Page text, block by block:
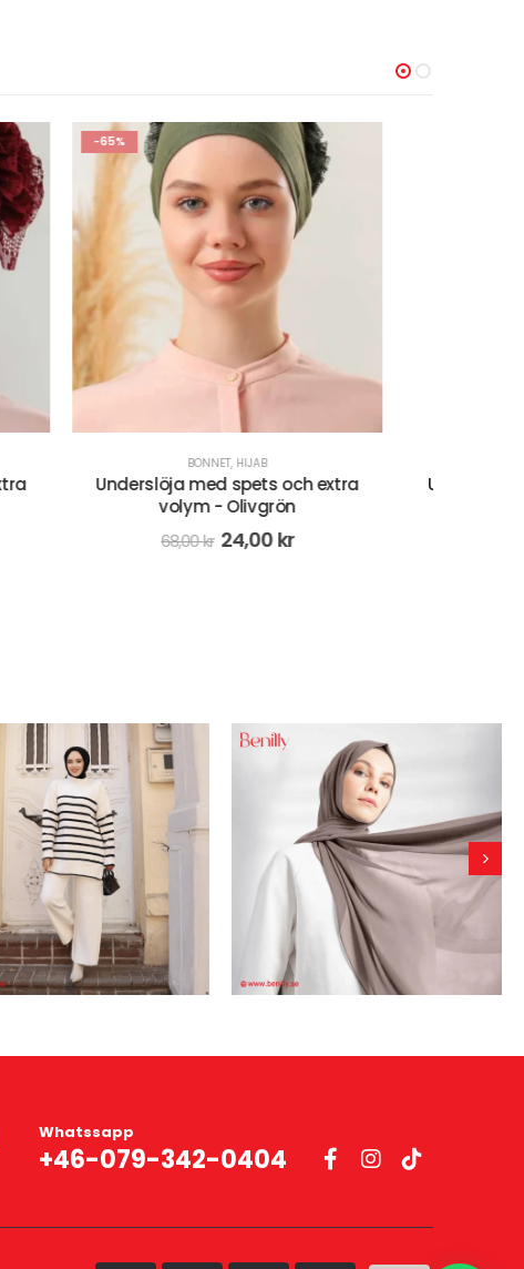
extra
BONNET
Underslöja med spets och extra
volym- Lila/Marinblå
68,00
Whatssapp
+46-079-342-0404